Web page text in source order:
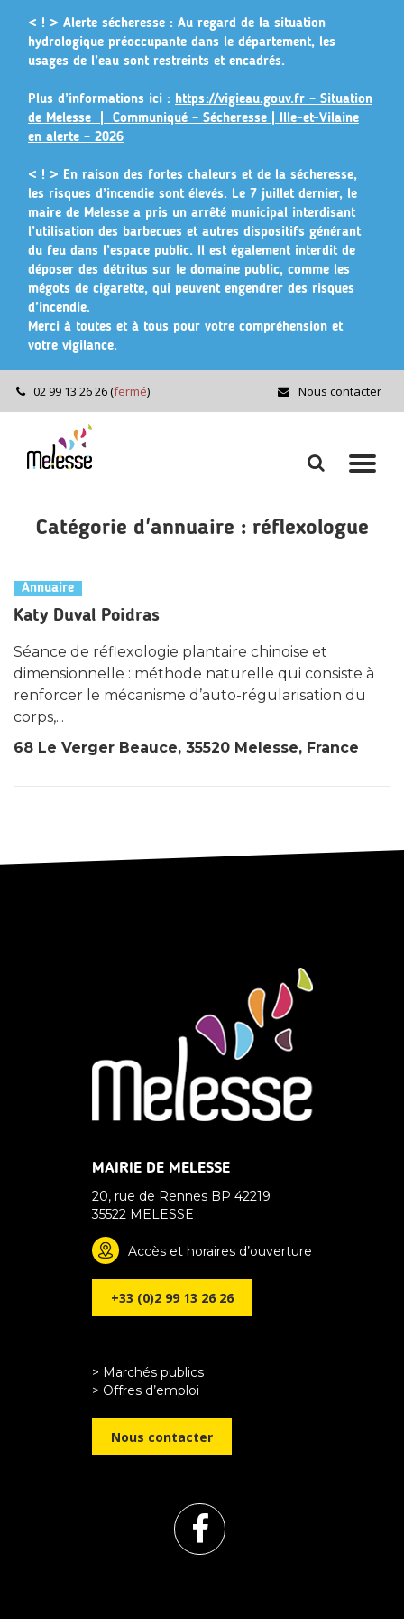
< ! > Alerte sécheresse : Au regard de la situation
hydrologique préoccupante dans le département, les
usages de l’eau sont restreints et encadrés.
Plus d’informations ici : https://vigieau.gouv.fr – Situation
de Melesse | Communiqué – Sécheresse | Ille-et-Vilaine
en alerte – 2026
< ! > En raison des fortes chaleurs et de la sécheresse,
les risques d’incendie sont élevés. Le 7 juillet dernier, le
maire de Melesse a pris un arrêté municipal interdisant
l’utilisation des barbecues et autres dispositifs générant
du feu dans l’espace public. Il est également interdit de
déposer des détritus sur le domaine public, comme les
mégots de cigarette, qui peuvent engendrer des risques
d’incendie.
Merci à toutes et à tous pour votre compréhension et
votre vigilance.
02 99 13 26 26(fermé) Nous contacter
la
Aller
Catégorie d'annuaire : réflexologue
Annuaire
Katy Duval Poidras
Séance de réflexologie plantaire chinoise et
dimensionnelle : méthode naturelle qui consiste à
renforcer le mécanisme d’auto-régularisation du
corps,...
68 Le Verger Beauce, 35520 Melesse, France
MAIRIE DE MELESSE
20, rue de Rennes BP 42219
35522 MELESSE
Accès et horaires d’ouverture
+33 (0)2 99 13 26 26
> Marchés publics
> Offres d’emploi
Nous contacter
Lien